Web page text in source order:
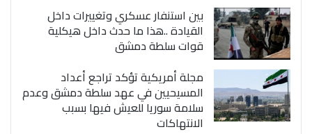
بين استنفار عسكري وتغييرات داخل
القيادة ..هذا ما حدث داخل هيكلية
قوات سلطة دمشق
مجلة أمريكية تؤكد تراجع أعداد
المسيحيين في عهد سلطة دمشق وعدم
سلامة سوريا للعيش فيها بسبب
الانتهاكات